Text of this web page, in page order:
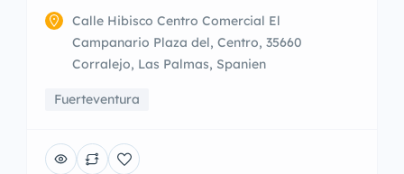
Calle Hibisco Centro Comercial El
Campanario Plaza del, Centro, 35660
Corralejo, Las Palmas, Spanien
Fuerteventura